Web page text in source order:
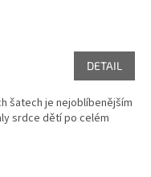
DETAIL
šatech je nejoblíbenějším
srdce dětí po celém